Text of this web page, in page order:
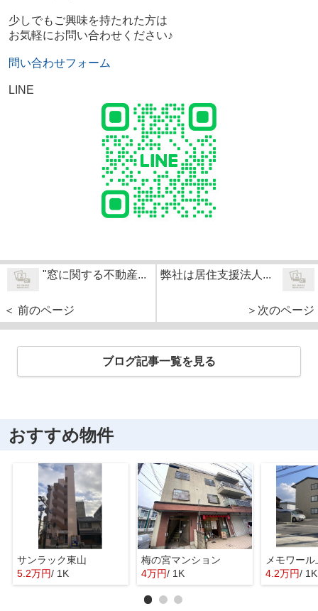
少しでもご興味を持たれた方は
お気軽にお問い合わせください♪
問い合わせフォーム
LINE
"窓に関する不動産...
＜ 前のページ
弊社は居住支援法人...
＞次のページ
ブログ記事一覧を見る
おすすめ物件
サンラック東山
5.2万円/ 1K
梅の宮マンション
4万円/ 1K
メモワール
4.2万円/ 1K